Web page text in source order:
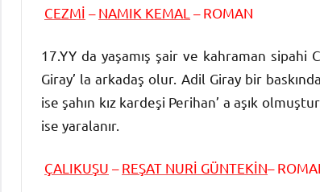
CEZMİ –NAMIK KEMAL – ROMAN
17.YY da yaşamış şair ve kahraman sipahi
Giray’ la arkadaş olur. Adil Giray bir
ise şahın kız kardeşi Perihan’ a aşık
ise yaralanır.
ÇALIKUŞU –REŞAT NURİ GÜNTEKİN–